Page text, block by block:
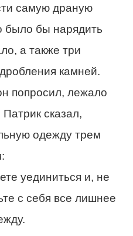
самую драную
было бы нарядить
а также три
камней.
попросил, лежало
сказал,
одежду трем
уединиться и, не
с себя все лишнее